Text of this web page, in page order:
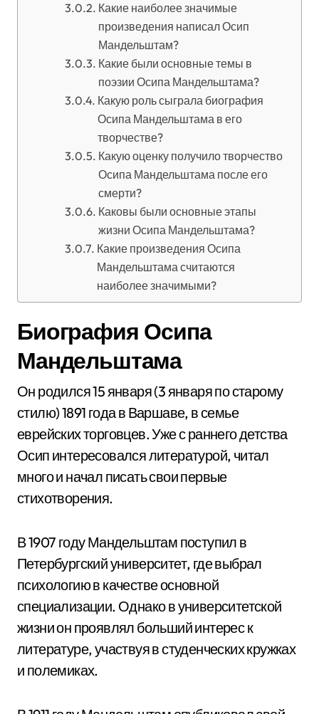
Какие наиболее значимые
произведения написал Осип
Мандельштам?
Какие были основные темы в
поэзии Осипа Мандельштама?
Какую роль сыграла биография
Осипа Мандельштама в его
творчестве?
Какую оценку получило творчество
Осипа Мандельштама после его
смерти?
Каковы были основные этапы
жизни Осипа Мандельштама?
Какие произведения Осипа
Мандельштама считаются
наиболее значимыми?
Биография Осипа
Мандельштама
Он родился 15 января (3 января по старому
стилю) 1891 года в Варшаве, в семье
еврейских торговцев. Уже с раннего детства
Осип интересовался литературой, читал
много и начал писать свои первые
стихотворения.
В 1907 году Мандельштам поступил в
Петербургский университет, где выбрал
психологию в качестве основной
специализации. Однако в университетской
жизни он проявлял больший интерес к
литературе, участвуя в студенческих кружках
и полемиках.